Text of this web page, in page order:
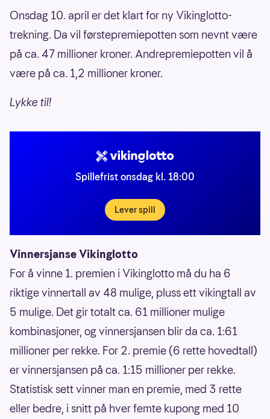
Onsdag 10. april er det klart for ny Vikinglotto-
trekning. Da vil førstepremiepotten som nevnt være
på ca. 47 millioner kroner. Andrepremiepotten vil å
være på ca. 1,2 millioner kroner.
Lykke til!
Spillefrist onsdag kl. 18:00
Lever spill
Vinnersjanse Vikinglotto
For å vinne 1. premien i Vikinglotto må du ha 6
riktige vinnertall av 48 mulige, pluss ett vikingtall av
5 mulige. Det gir totalt ca. 61 millioner mulige
kombinasjoner, og vinnersjansen blir da ca. 1:61
millioner per rekke. For 2. premie (6 rette hovedtall)
er vinnersjansen på ca. 1:15 millioner per rekke.
Statistisk sett vinner man en premie, med 3 rette
eller bedre, i snitt på hver femte kupong med 10